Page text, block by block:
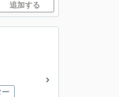
追加する
ー